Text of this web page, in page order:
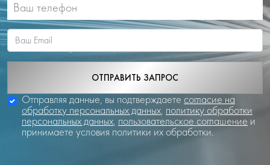
ОТПРАВИТЬ ЗАПРОС
Отправляя данные, вы подтверждаете согласие на
обработку персональных данных, политику обработки
персональных данных, пользовательское соглашение и
принимаете условия политики их обработки.